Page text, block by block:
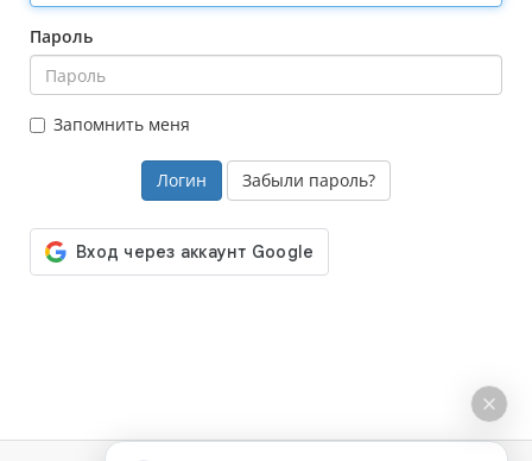
Пароль
Запомнить меня
Забыли пароль?